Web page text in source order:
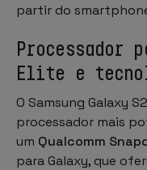
partir do
Processador
Elite e
O Samsung Galaxy
processador mais
um Qualcomm
para Galaxy, que